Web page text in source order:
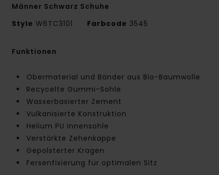
Männer Schwarz Schuhe
Style W6TC3101 Farbcode 3545
Funktionen
Obermaterial und Bänder aus Bio-Baumwolle
Recycelte Gummi-Sohle
Wasserbasierter Zement
Vulkanisierte Konstruktion
Helium PU Innensohle
Verstärkte Zehenkappe
Gepolsterter Kragen
Fersenfixierung für optimalen Sitz